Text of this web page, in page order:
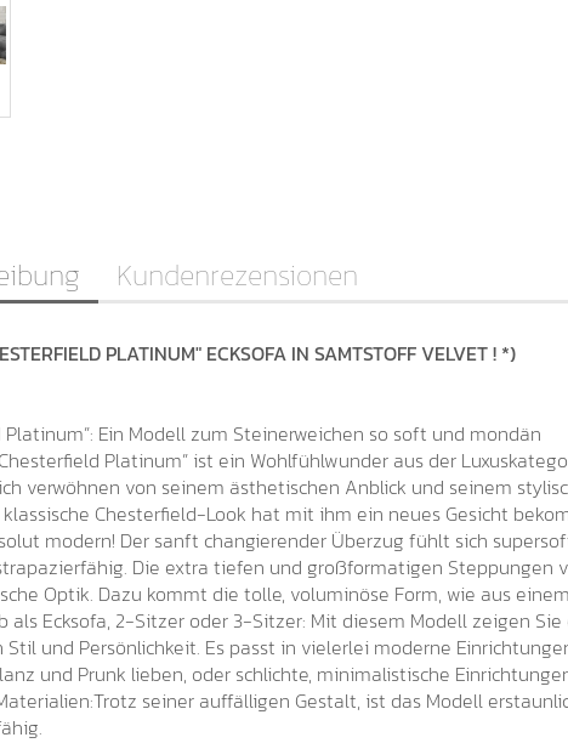
Kundenrezensionen
PLATINUM" ECKSOFA IN SAMTSTOFF VELVET ! *)
Platinum”: Ein Modell zum Steinerweichen so soft und mondän
Platinum” ist ein Wohlfühlwunder aus der
verwöhnen von seinem ästhetischen Anblick und seinem
klassische Chesterfield-Look hat mit ihm ein neues Gesicht
modern! Der sanft changierender Überzug fühlt sich
Die extra tiefen und großformatigen Steppungen
Optik. Dazu kommt die tolle, voluminöse Form, wie aus
als Ecksofa, 2-Sitzer oder 3-Sitzer: Mit diesem Modell zeigen Sie
und Persönlichkeit. Es passt in vielerlei moderne
und Prunk lieben, oder schlichte, minimalistische
seiner auffälligen Gestalt, ist das Modell